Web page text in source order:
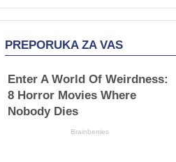
PREPORUKA ZA VAS
Enter A World Of Weirdness:
8 Horror Movies Where
Nobody Dies
Brainberries